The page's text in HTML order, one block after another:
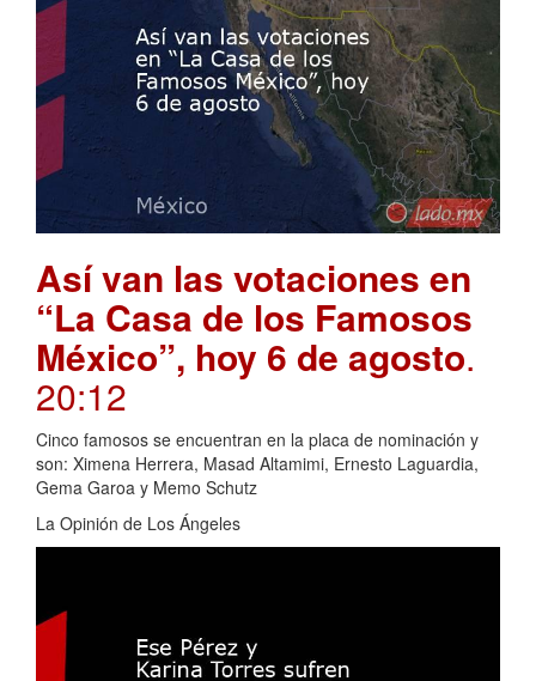
Así van las votaciones en
“La Casa de los Famosos
México”, hoy 6 de agosto.
20:12
Cinco famosos se encuentran en la placa de nominación y
son: Ximena Herrera, Masad Altamimi, Ernesto Laguardia,
Gema Garoa y Memo Schutz
La Opinión de Los Ángeles